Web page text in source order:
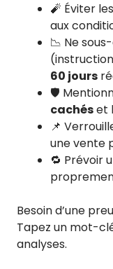
🧨 Éviter
aux
📉 Ne
60 jours
🛡️
cachéset
📌
une vente
🔁 Prévoir
Besoin d’une
Tapez un mot-
analyses.